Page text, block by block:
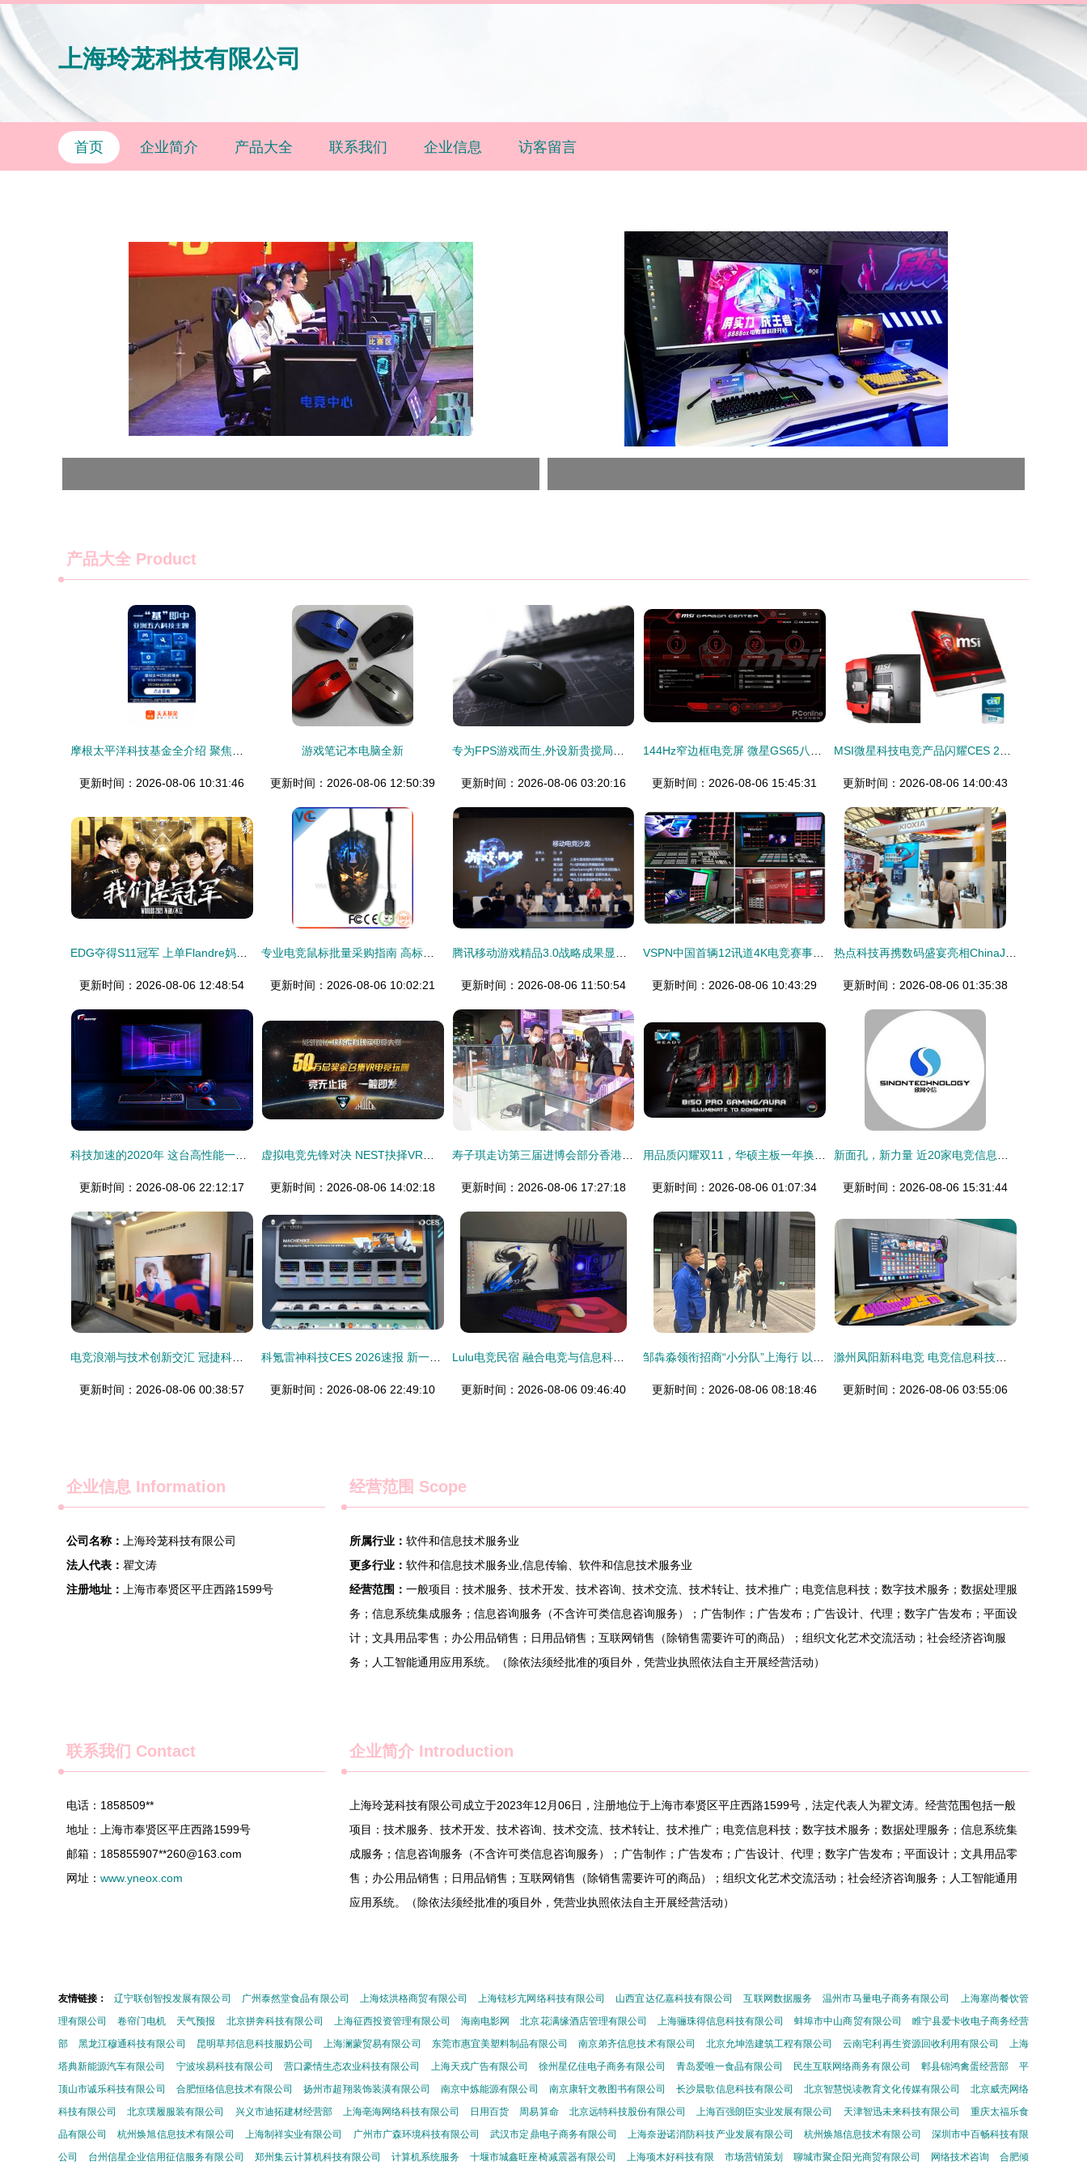
上海玲茏科技有限公司
首页 企业简介 产品大全 联系我们 企业信息 访客留言
产品大全 Product
更新时间：2026-08-06 10:31:46
游戏笔记本电脑全新
更新时间：2026-08-06 12:50:39 更新时间：2026-08-06 03:20:16 更新时间：2026-08-06 15:45:31 更新时间：2026-08-06 14:00:43
更新时间：2026-08-06 12:48:54 更新时间：2026-08-06 10:02:21 更新时间：2026-08-06 11:50:54 更新时间：2026-08-06 10:43:29 更新时间：2026-08-06 01:35:38
更新时间：2026-08-06 22:12:17 更新时间：2026-08-06 14:02:18 更新时间：2026-08-06 17:27:18 更新时间：2026-08-06 01:07:34 更新时间：2026-08-06 15:31:44
更新时间：2026-08-06 00:38:57 更新时间：2026-08-06 22:49:10 更新时间：2026-08-06 09:46:40 更新时间：2026-08-06 08:18:46 更新时间：2026-08-06 03:55:06
企业信息 Information
公司名称：
上海玲茏科技有限公司
法人代表： 瞿文涛
注册地址：
上海市奉贤区平庄西路1599号
经营范围 Scope
所属行业： 软件和信息技术服务业
更多行业： 软件和信息技术服务业,信息传输、软件和信息技术服务业
经营范围： 一般项目：技术服务、技术开发、技术咨询、技术交流、技术转让、技术推广；电竞信息科技；数字技术服务；数据处理服
务；信息系统集成服务；信息咨询服务（不含许可类信息咨询服务）；广告制作；广告发布；广告设计、代理；数字广告发布；平面设
计；文具用品零售；办公用品销售；日用品销售；互联网销售（除销售需要许可的商品）；组织文化艺术交流活动；社会经济咨询服
务；人工智能通用应用系统。（除依法须经批准的项目外，凭营业执照依法自主开展经营活动）
联系我们 Contact
电话：1858509**
地址：上海市奉贤区平庄西路1599号
邮箱：185855907**260@163.com
网址： www.yneox.com
企业简介 Introduction
上海玲茏科技有限公司成立于2023年12月06日，注册地位于上海市奉贤区平庄西路1599号，法定代表人为瞿文涛。经营范围包括一般
项目：技术服务、技术开发、技术咨询、技术交流、技术转让、技术推广；电竞信息科技；数字技术服务；数据处理服务；信息系统集
成服务；信息咨询服务（不含许可类信息咨询服务）；广告制作；广告发布；广告设计、代理；数字广告发布；平面设计；文具用品零
售；办公用品销售；日用品销售；互联网销售（除销售需要许可的商品）；组织文化艺术交流活动；社会经济咨询服务；人工智能通用
应用系统。（除依法须经批准的项目外，凭营业执照依法自主开展经营活动）
友情链接： 辽宁联创智投发展有限公司 广州泰然堂食品有限公司 上海炫洪格商贸有限公司 上海铉杉亢网络科技有限公司 山西宜达亿嘉科技有限公司 互联网数据服务 温州市马量电子商务有限公司
上海塞尚餐饮管
理有限公司
卷帘门电机 天气预报 北京拼奔科技有限公司 上海征西投资管理有限公司 海南电影网 北京花满缘酒店管理有限公司 上海骊珠得信息科技有限公司 蚌埠市中山商贸有限公司
睢宁县爱卡收电子商务经营
部
黑龙江穆通科技有限公司 昆明草邦信息科技服奶公司 上海澜蒙贸易有限公司 东莞市惠宜美塑料制品有限公司 南京弟齐信息技术有限公司 北京允坤浩建筑工程有限公司 云南宅利再生资源回收利用有限公司
上海
塔典新能源汽车有限公司
宁波埃易科技有限公司 营口豪情生态农业科技有限公司 上海天戎广告有限公司 徐州星亿佳电子商务有限公司 青岛爱唯一食品有限公司 民生互联网络商务有限公司 郫县锦鸿禽蛋经营部
平
顶山市诚乐科技有限公司
合肥恒络信息技术有限公司 扬州市超翔装饰装潢有限公司 南京中炼能源有限公司 南京康轩文教图书有限公司 长沙晨歌信息科技有限公司 北京智慧悦读教育文化传媒有限公司
北京威壳网络
科技有限公司
北京璞履服装有限公司 兴义市迪拓建材经营部 上海亳海网络科技有限公司 日用百货 周易算命 北京远特科技股份有限公司 上海百强朗臣实业发展有限公司 天津智迅未来科技有限公司
重庆太福乐食
品有限公司
杭州焕旭信息技术有限公司 上海制祥实业有限公司 广州市广森环境科技有限公司 武汉市定鼎电子商务有限公司 上海奈逊诺消防科技产业发展有限公司 杭州焕旭信息技术有限公司
深圳市中百畅科技有限
公司
台州信星企业信用征信服务有限公司 郑州集云计算机科技有限公司 计算机系统服务 十堰市城鑫旺座椅减震器有限公司 上海项木好科技有限 市场营销策划 聊城市聚企阳光商贸有限公司 网络技术咨询 合肥倾